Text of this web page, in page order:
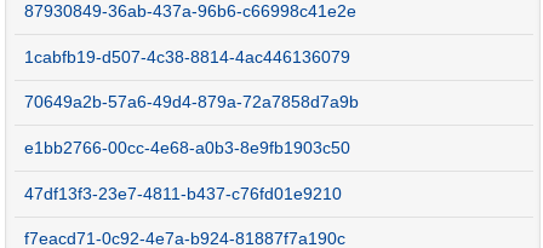
87930849-36ab-437a-96b6-c66998c41e2e
1cabfb19-d507-4c38-8814-4ac446136079
70649a2b-57a6-49d4-879a-72a7858d7a9b
e1bb2766-00cc-4e68-a0b3-8e9fb1903c50
47df13f3-23e7-4811-b437-c76fd01e9210
f7eacd71-0c92-4e7a-b924-81887f7a190c